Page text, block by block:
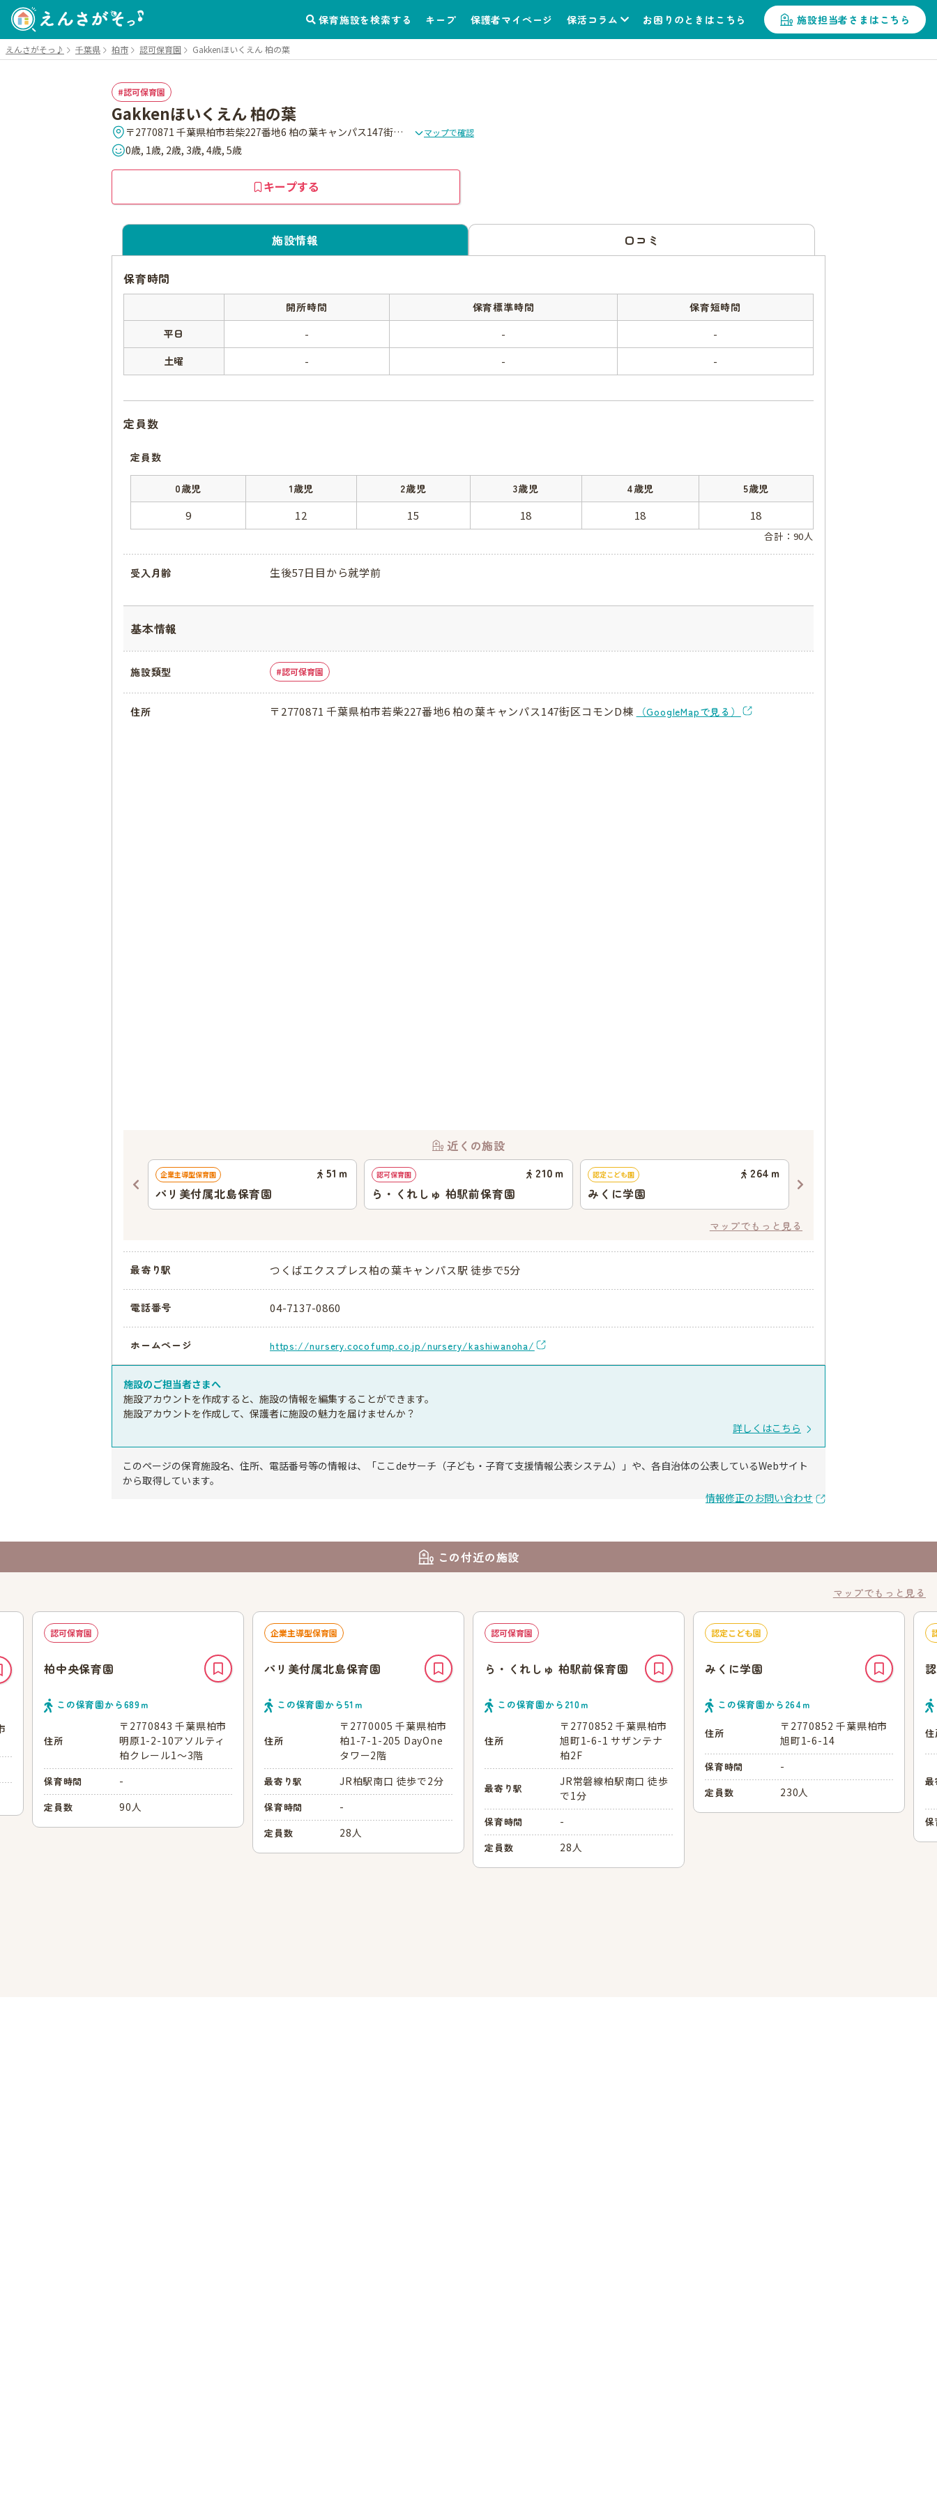
保育施設を検索する キープ 保護者マイページ 保活コラム お困りのときはこちら 施設担当者さまはこちら
えんさがそっ♪ 千葉県 柏市 認可保育園 Gakkenほいくえん 柏の葉
認可保育園
Gakkenほいくえん 柏の葉
〒2770871 千葉県柏市若柴227番地6 柏の葉キャンパス147街区コモンD棟 マップで確認
0歳, 1歳, 2歳, 3歳, 4歳, 5歳
キープする
施設情報 口コミ
保育時間
開所時間 保育標準時間
保育短時間
平日
- - -
土曜 - - -
定員数
定員数
0歳児 1歳児 2歳児 3歳児 4歳児 5歳児
9 12 15 18 18 18
合計：90人
受入月齢 生後57日目から就学前
基本情報
施設類型 認可保育園
住所 〒2770871 千葉県柏市若柴227番地6 柏の葉キャンパス147街区コモンD棟 （GoogleMapで見る）
近くの施設
企業主導型保育園 51 ｍ
パリ美付属北島保育園
認可保育園 210 ｍ
ら・くれしゅ 柏駅前保育園
認定こども園 264 ｍ
みくに学園
マップでもっと見る
最寄り駅 つくばエクスプレス柏の葉キャンパス駅 徒歩で5分
電話番号 04-7137-0860
ホームページ https://nursery.cocofump.co.jp/nursery/kashiwanoha/
施設のご担当者さまへ
施設アカウントを作成すると、施設の情報を編集することができます。
施設アカウントを作成して、保護者に施設の魅力を届けませんか？
詳しくはこちら
このページの保育施設名、住所、電話番号等の情報は、「ここdeサーチ（子ども・子育て支援情報公表システム）」や、各自治体の公表しているWebサイト
から取得しています。
情報修正のお問い合わせ
この付近の施設
マップでもっと見る
認可保育園
柏中央保育園
この保育園から689ｍ
住所
〒2770843 千葉県柏市
明原1-2-10アソルティ
柏クレール1～3階
保育時間 -
定員数 90人
企業主導型保育園
パリ美付属北島保育園
この保育園から51 ｍ
住所
〒2770005 千葉県柏市
柏1-7-1-205 DayOne
タワー2階
最寄り駅 JR柏駅南口 徒歩で2分
保育時間 -
定員数 28人
認可保育園
ら・くれしゅ 柏駅前保育園
この保育園から 210ｍ
住所
〒2770852 千葉県柏市
旭町1-6-1 サザンテナ
柏2F
最寄り駅
JR常磐線柏駅南口 徒歩
で1分
保育時間 -
定員数 28人
認定こども園
みくに学園
この保育園から 264 ｍ
住所
〒2770852 千葉県柏市
旭町1-6-14
保育時間 -
定員数 230人
住
最
保